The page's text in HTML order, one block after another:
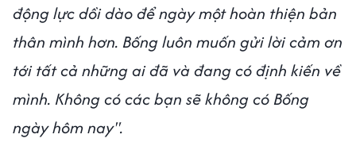
động lực dồi dào để ngày một hoàn thiện bản
thân mình hơn. Bống luôn muốn gửi lời cảm ơn
tới tất cả những ai đã và đang có định kiến về
mình. Không có các bạn sẽ không có Bống
ngày hôm nay".